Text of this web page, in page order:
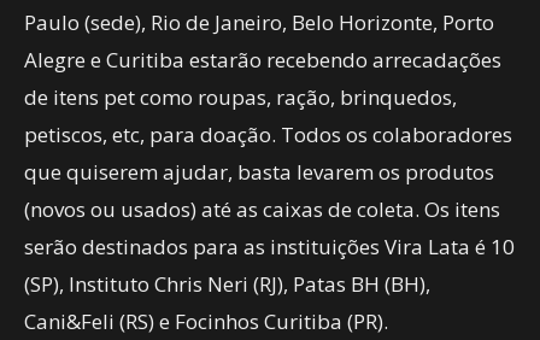
Paulo (sede), Rio de Janeiro, Belo Horizonte, Porto
Alegre e Curitiba estarão recebendo arrecadações
de itens pet como roupas, ração, brinquedos,
petiscos, etc, para doação. Todos os colaboradores
que quiserem ajudar, basta levarem os produtos
(novos ou usados) até as caixas de coleta. Os itens
serão destinados para as instituições Vira Lata é 10
(SP), Instituto Chris Neri (RJ), Patas BH (BH),
Cani&Feli (RS) e Focinhos Curitiba (PR).